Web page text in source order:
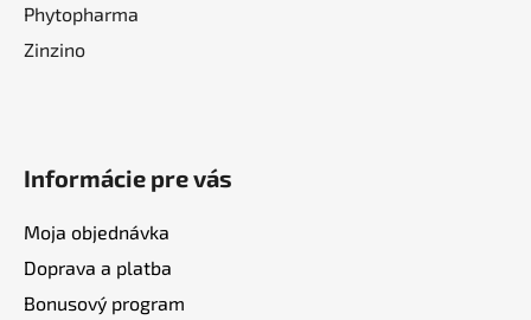
Phytopharma
Zinzino
Informácie pre vás
Moja objednávka
Doprava a platba
Bonusový program